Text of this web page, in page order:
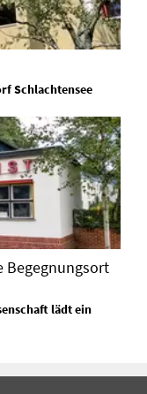
Schlachtensee
Begegnungsort
lädt ein